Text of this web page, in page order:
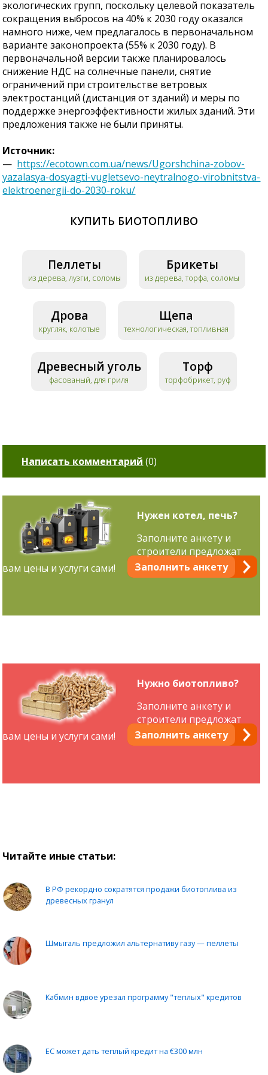
экологических групп, поскольку целевой показатель
сокращения выбросов на 40% к 2030 году оказался
намного ниже, чем предлагалось в первоначальном
варианте законопроекта (55% к 2030 году). В
первоначальной версии также планировалось
снижение НДС на солнечные панели, снятие
ограничений при строительстве ветровых
электростанций (дистанция от зданий) и меры по
поддержке энергоэффективности жилых зданий. Эти
предложения также не были приняты.
Источник:
— https://ecotown.com.ua/news/Ugorshchina-zobov-
yazalasya-dosyagti-vugletsevo-neytralnogo-virobnitstva-
elektroenergii-do-2030-roku/
КУПИТЬ БИОТОПЛИВО
Пеллеты
из дерева, лузги, соломы
Брикеты
из дерева, торфа, соломы
Дрова
кругляк, колотые
Щепа
технологическая, топливная
Древесный уголь
фасованый, для гриля
Торф
торфобрикет, руф
Написать комментарий (0)
Нужен котел, печь?
Заполнить анкету
Заполните анкету и
строители предложат
вам цены и услуги сами!
Нужно биотопливо?
Заполнить анкету
Заполните анкету и
строители предложат
вам цены и услуги сами!
Читайте иные статьи:
В РФ рекордно сократятся продажи биотоплива из
древесных гранул
Шмыгаль предложил альтернативу газу — пеллеты
Кабмин вдвое урезал программу "теплых" кредитов
ЕС может дать теплый кредит на €300 млн